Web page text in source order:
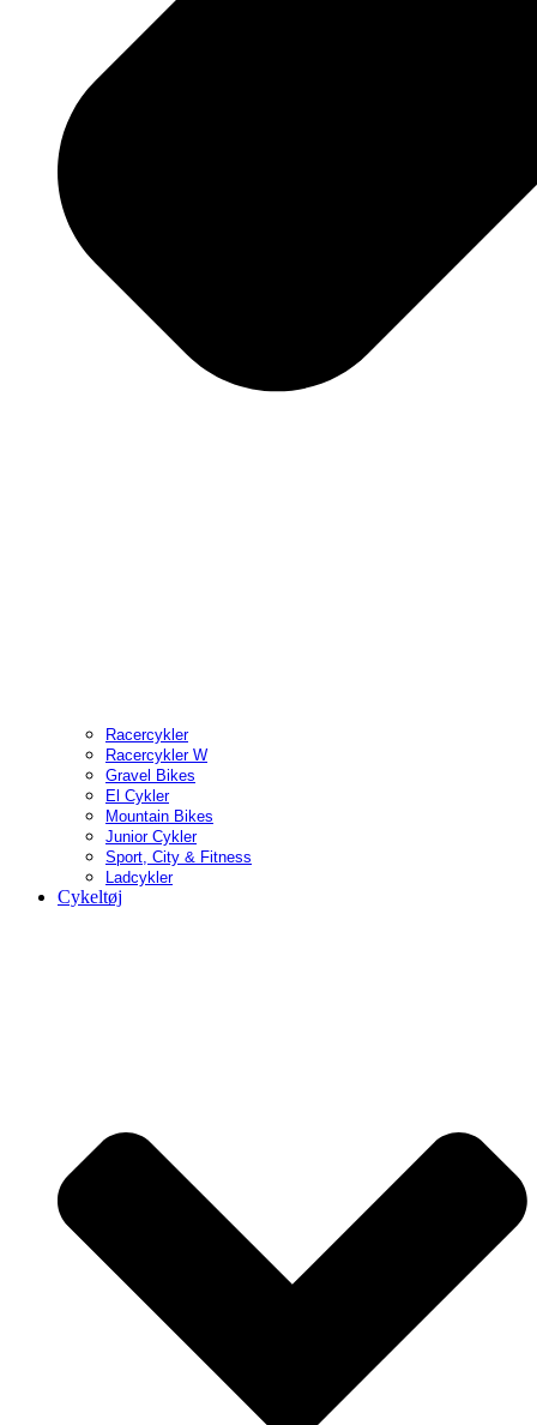
Racercykler
Racercykler W
Gravel Bikes
El Cykler
Mountain Bikes
Junior Cykler
Sport, City & Fitness
Ladcykler
Cykeltøj